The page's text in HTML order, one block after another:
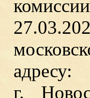
адресу:
г.